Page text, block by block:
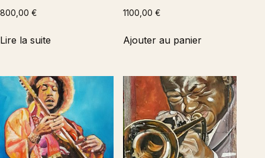
800,00 €
Lire la suite
1100,00 €
Ajouter au panier